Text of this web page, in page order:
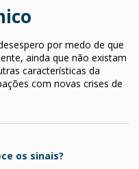
por medo de que
ainda que não existam
características da
com novas crises de
os sinais?